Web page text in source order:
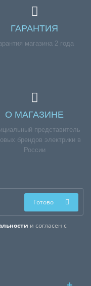
ГАРАНТИЯ
магазина 2 года
О МАГАЗИНЕ
представитель
брендов электрики в
России
и согласен с
Готово